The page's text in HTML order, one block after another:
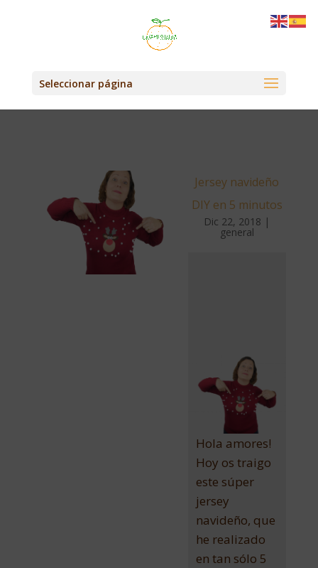
Seleccionar página
Jersey navideño
DIY en 5 minutos
Dic 22, 2018 |
general
Hola amores!
Hoy os traigo
este súper
jersey
navideño, que
he realizado
en tan sólo 5